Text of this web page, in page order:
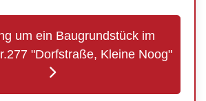
um ein Baugrundstück im
"Dorfstraße, Kleine Noog"